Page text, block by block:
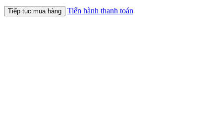
Tiếp tục mua hàng Tiến hành thanh toán